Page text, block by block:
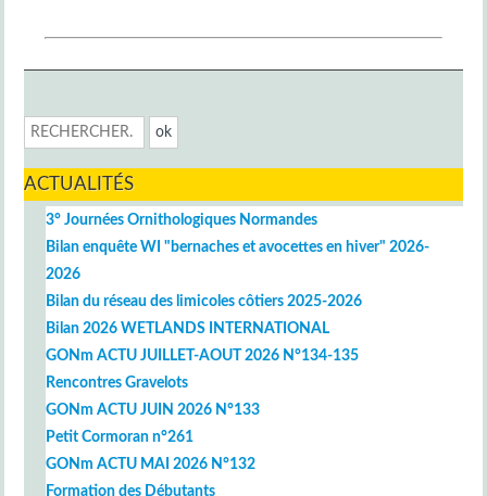
ACTUALITÉS
3° Journées Ornithologiques Normandes
Bilan enquête WI "bernaches et avocettes en hiver" 2026-
2026
Bilan du réseau des limicoles côtiers 2025-2026
Bilan 2026 WETLANDS INTERNATIONAL
GONm ACTU JUILLET-AOUT 2026 N°134-135
Rencontres Gravelots
GONm ACTU JUIN 2026 N°133
Petit Cormoran n°261
GONm ACTU MAI 2026 N°132
Formation des Débutants